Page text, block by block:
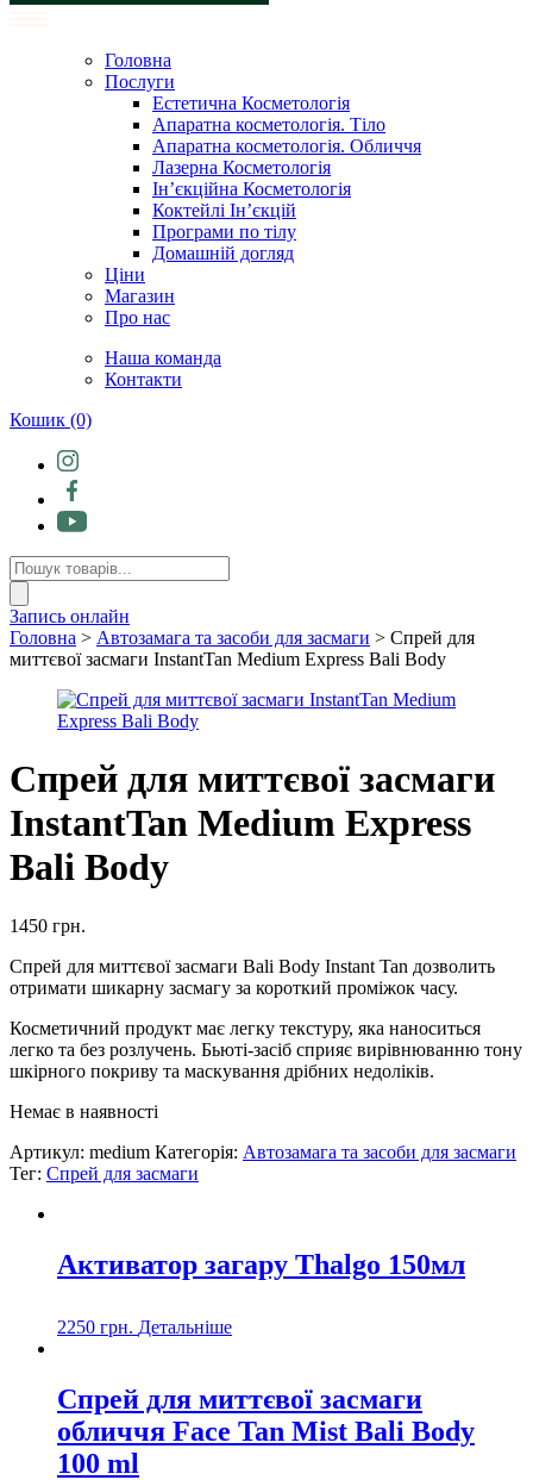
Головна
Послуги
Естетична Косметологія
Апаратна косметологія. Тіло
Апаратна косметологія. Обличчя
Лазерна Косметологія
Ін’єкційна Косметологія
Коктейлі Ін’єкцій
Програми по тілу
Домашній догляд
Ціни
Магазин
Про нас
Наша команда
Контакти
Кошик (0)
Products
search
Запись онлайн
Головна > Автозамага та засоби для засмаги > Спрей для
миттєвої засмаги InstantTan Medium Express Bali Body
Спрей для миттєвої засмаги
InstantTan Medium Express
Bali Body
1450 грн.
Спрей для миттєвої засмаги Bali Body Instant Tan дозволить
отримати шикарну засмагу за короткий проміжок часу.
Косметичний продукт має легку текстуру, яка наноситься
легко та без розлучень. Бьюті-засіб сприяє вирівнюванню тону
шкірного покриву та маскування дрібних недоліків.
Немає в наявності
Артикул: medium Категорія: Автозамага та засоби для засмаги
Тег: Спрей для засмаги
Активатор загару Thalgo 150мл
2250 грн. Детальніше
Спрей для миттєвої засмаги
обличчя Face Tan Mist Bali Body
100 ml